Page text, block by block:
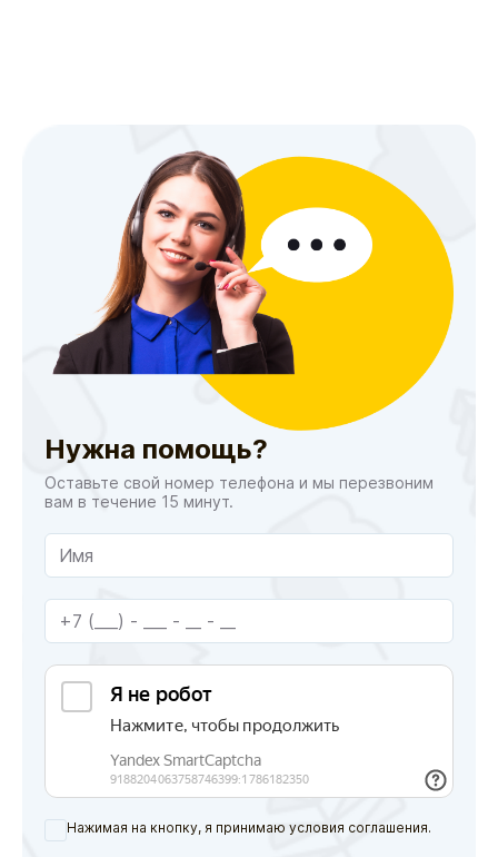
Нужна помощь?
Оставьте свой номер телефона и мы перезвоним
вам в течение 15 минут.
Нажимая на кнопку, я принимаю условия соглашения.